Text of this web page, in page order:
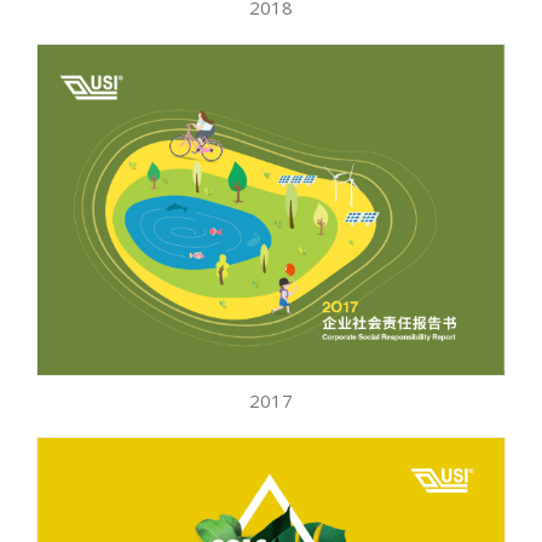
2018
2017